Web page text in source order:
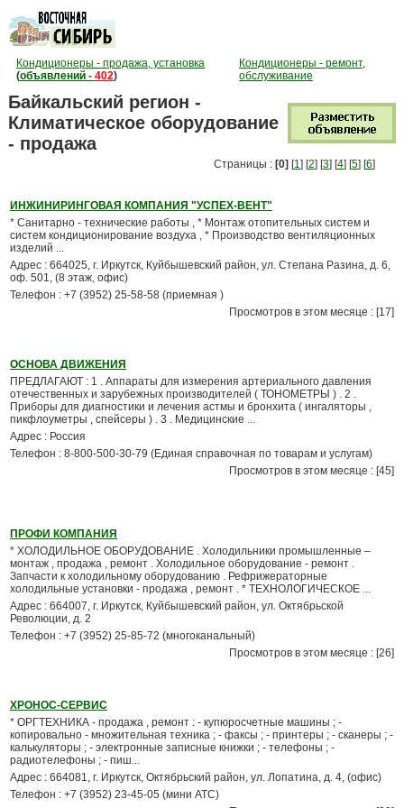
Кондиционеры - продажа, установка
(объявлений - 402)
Кондиционеры - ремонт,
обслуживание
Байкальский регион -
Климатическое оборудование
- продажа
Страницы : [0] [1] [2] [3] [4] [5] [6]
ИНЖИНИРИНГОВАЯ КОМПАНИЯ "УСПЕХ-ВЕНТ"
* Санитарно - технические работы , * Монтаж отопительных систем и
систем кондиционирование воздуха , * Производство вентиляционных
изделий ...
Адрес : 664025, г. Иркутск, Куйбышевский район, ул. Степана Разина, д. 6,
оф. 501, (8 этаж, офис)
Телефон : +7 (3952) 25-58-58 (приемная )
Просмотров в этом месяце : [17]
ОСНОВА ДВИЖЕНИЯ
ПРЕДЛАГАЮТ : 1 . Аппараты для измерения артериального давления
отечественных и зарубежных производителей ( ТОНОМЕТРЫ ) . 2 .
Приборы для диагностики и лечения астмы и бронхита ( ингаляторы ,
пикфлоуметры , спейсеры ) . 3 . Медицинские ...
Адрес : Россия
Телефон : 8-800-500-30-79 (Единая справочная по товарам и услугам)
Просмотров в этом месяце : [45]
ПРОФИ КОМПАНИЯ
* ХОЛОДИЛЬНОЕ ОБОРУДОВАНИЕ . Холодильники промышленные –
монтаж , продажа , ремонт . Холодильное оборудование - ремонт .
Запчасти к холодильному оборудованию . Рефрижераторные
холодильные установки - продажа , ремонт . * ТЕХНОЛОГИЧЕСКОЕ ...
Адрес : 664007, г. Иркутск, Куйбышевский район, ул. Октябрьской
Революции, д. 2
Телефон : +7 (3952) 25-85-72 (многоканальный)
Просмотров в этом месяце : [26]
ХРОНОС-СЕРВИС
* ОРГТЕХНИКА - продажа , ремонт : - купюросчетные машины ; -
копировально - множительная техника ; - факсы ; - принтеры ; - сканеры ; -
калькуляторы ; - электронные записные книжки ; - телефоны ; -
радиотелефоны ; - пиш...
Адрес : 664081, г. Иркутск, Октябрьский район, ул. Лопатина, д. 4, (офис)
Телефон : +7 (3952) 23-45-05 (мини АТС)